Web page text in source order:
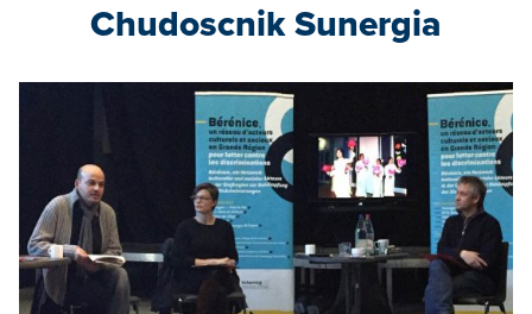
Chudoscnik Sunergia